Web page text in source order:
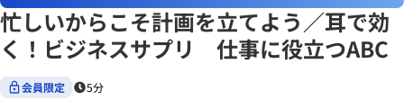
忙しいからこそ計画を立てよう／耳で効
く！ビジネスサプリ 仕事に役立つABC
会員限定 5分